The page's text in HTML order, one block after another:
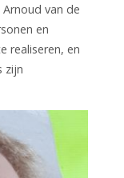
van de
en
realiseren, en
zijn